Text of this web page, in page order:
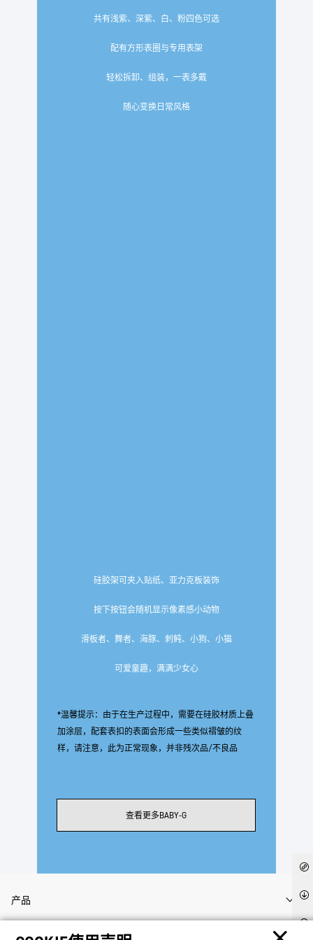
共有浅紫、深紫、白、粉四色可选
配有方形表圈与专用表架
轻松拆卸、组装，一表多戴
随心变换日常风格
硅胶架可夹入贴纸、亚力克板装饰
按下按钮会随机显示像素感小动物
滑板者、舞者、海豚、刺鲀、小狗、小猫
可爱童趣，满满少女心
*温馨提示：由于在生产过程中，需要在硅胶材质上叠
加涂层，配套表扣的表面会形成一些类似褶皱的纹
样，请注意，此为正常现象，并非残次品/不良品
查看更多BABY-G
产品